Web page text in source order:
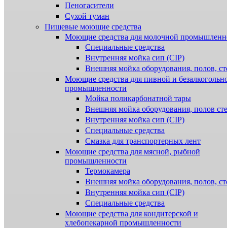
Пеногасители
Сухой туман
Пищевые моющие средства
Моющие средства для молочной
Специальные средства
Внутренняя мойка сип (CIP)
Внешняя мойка оборудования, полов,
Моющие средства для пивной и
промышленности
Мойка поликарбонатной тары
Внешняя мойка оборудования, полов
Внутренняя мойка сип (CIP)
Специальные средства
Смазка для транспортерных лент
Моющие средства для мясной, рыбной
промышленности
Термокамера
Внешняя мойка оборудования, полов,
Внутренняя мойка сип (CIP)
Специальные средства
Моющие средства для кондитерской и
хлебопекарной промышленности